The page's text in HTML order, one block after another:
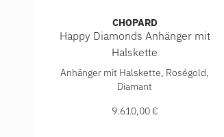
CHOPARD
Happy Diamonds Anhänger mit
Halskette
Chopard Happy Diamonds
Anhänger mit Halskette, Roségold,
Diamant
9.610,00 €